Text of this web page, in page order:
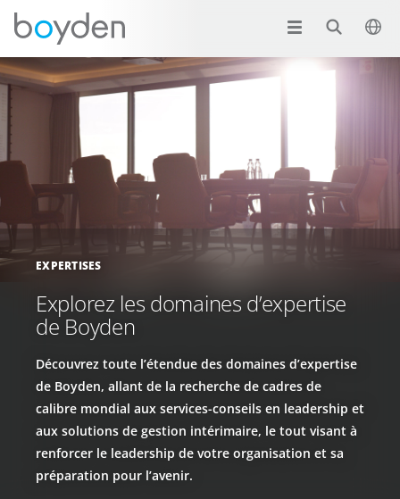
EXPERTISES
Explorez les domaines d’expertise
de Boyden
Découvrez toute l’étendue des domaines d’expertise
de Boyden, allant de la recherche de cadres de
calibre mondial aux services-conseils en leadership et
aux solutions de gestion intérimaire, le tout visant à
renforcer le leadership de votre organisation et sa
préparation pour l’avenir.